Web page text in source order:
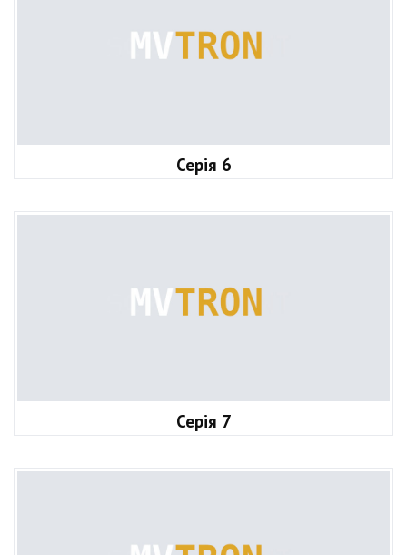
Серія 6
Серія 7